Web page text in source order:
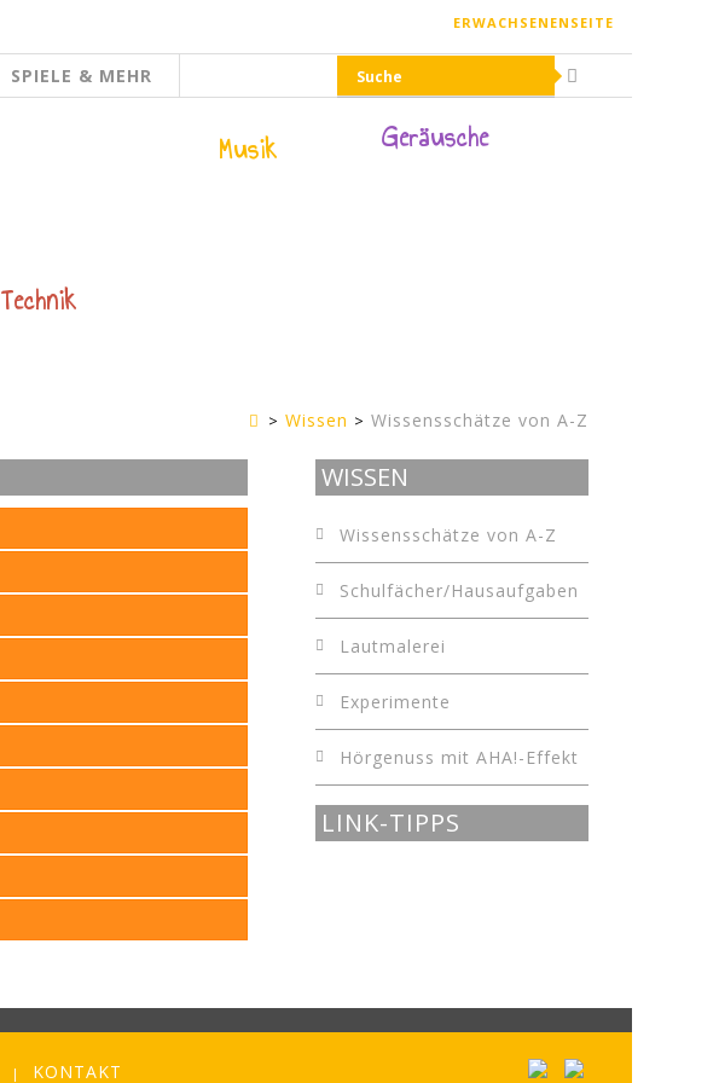
ERWACHSENENSEITE
SPIELE & MEHR
Technik
Musik Geräusche
Kinderseite
Wissen Wissensschätze von A-Z
WISSEN
Wissensschätze von A-Z
Schulfächer/Hausaufgaben
Lautmalerei
Experimente
Hörgenuss mit AHA!-Effekt
LINK-TIPPS
KONTAKT